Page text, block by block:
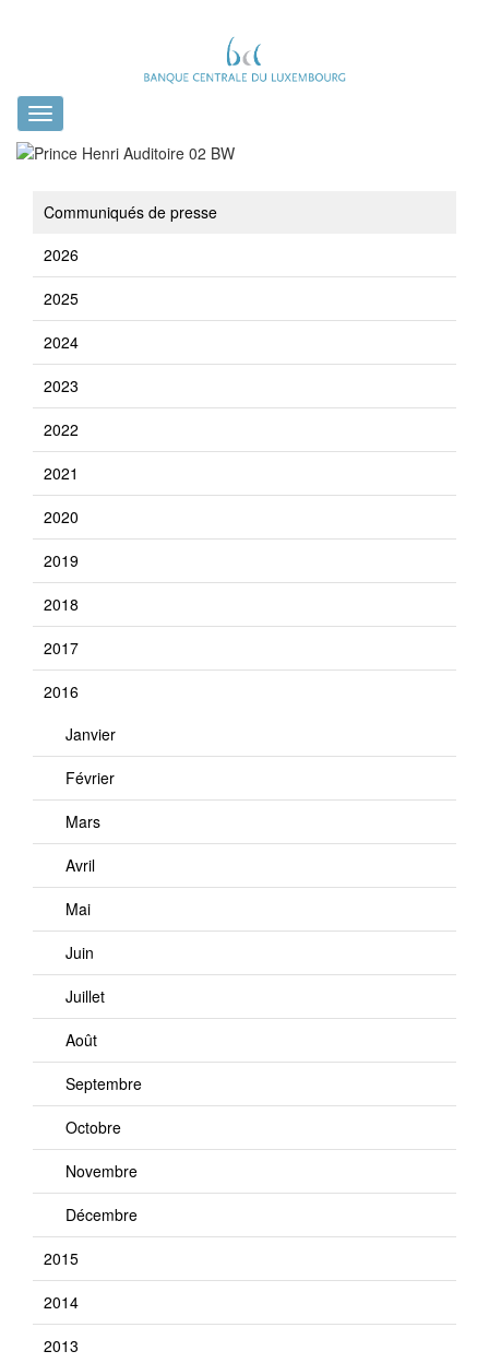
Toggle
navigation
Communiqués de presse
2026
2025
2024
2023
2022
2021
2020
2019
2018
2017
2016
Janvier
Février
Mars
Avril
Mai
Juin
Juillet
Août
Septembre
Octobre
Novembre
Décembre
2015
2014
2013